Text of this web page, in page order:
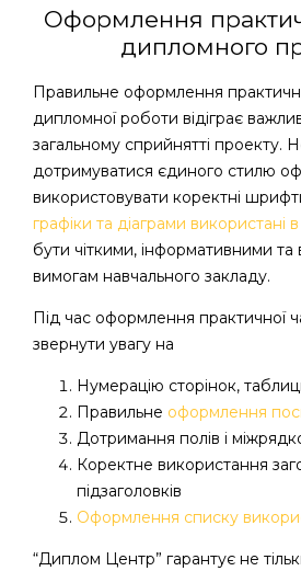
Оформлення
дипломного
Правильне оформлення
дипломної роботи відіграє
загальному сприйнятті проекту.
дотримуватися єдиного стилю
використовувати коректні
графіки та діаграми використані
бути чіткими, інформативними та
вимогам навчального закладу.
Під час оформлення практичної
звернути увагу на
Нумерацію сторінок,
Правильне оформлення
Дотримання полів і
Коректне використання
підзаголовків
Оформлення списку
“Диплом Центр” гарантує не